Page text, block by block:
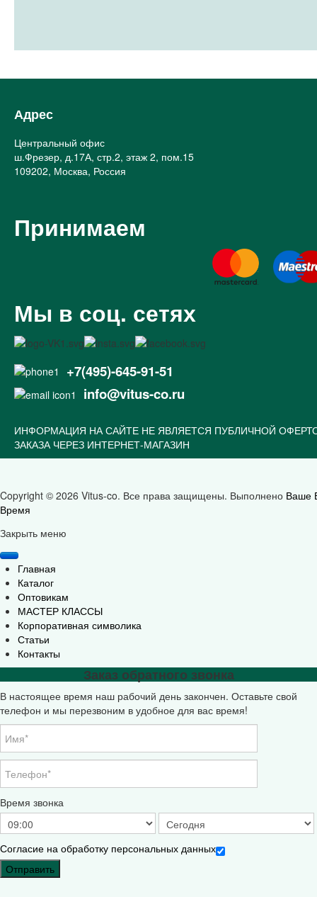
Адрес
Центральный офис
ш.Фрезер, д.17А, стр.2, этаж 2, пом.15
109202, Москва, Россия
Принимаем
Мы в соц. сетях
+7(495)-645-91-51
info@vitus-co.ru
ИНФОРМАЦИЯ НА САЙТЕ НЕ ЯВЛЯЕТСЯ ПУБЛИЧНОЙ
ЗАКАЗА ЧЕРЕЗ ИНТЕРНЕТ-МАГАЗИН
Copyright © 2026 Vitus-co. Все права защищены. Выполнено Ваше
Время
Закрыть меню
Главная
Каталог
Оптовикам
МАСТЕР КЛАССЫ
Корпоративная символика
Статьи
Контакты
Заказ обратного звонка
В настоящее время наш рабочий день закончен. Оставьте свой
телефон и мы перезвоним в удобное для вас время!
Время звонка
Согласие на обработку персональных данных
Отправить